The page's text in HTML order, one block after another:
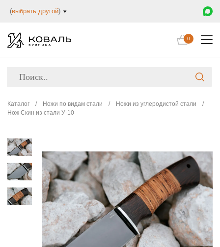
(выбрать другой)
0
Каталог / Ножи по видам стали / Ножи из углеродистой стали
/
Нож Скин из стали У-10